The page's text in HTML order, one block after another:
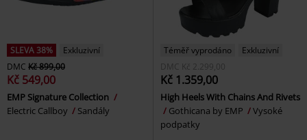
SLEVA 38%
Exkluzivní
DMC Kč 899,00
Kč 549,00
EMP Signature Collection
Electric Callboy
Sandály
Téměř vyprodáno
Exkluzivní
DMC
Kč 2.299,00
Kč 1.359,00
High Heels With Chains And Rivets
Gothicana by EMP
Vysoké
podpatky